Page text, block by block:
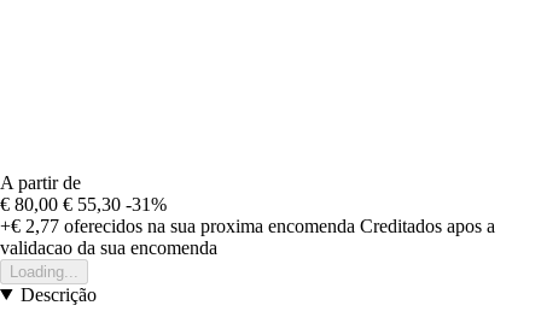
A partir de
€ 80,00 € 55,30 -31%
+€ 2,77 oferecidos na sua proxima encomenda Creditados apos a
validacao da sua encomenda
Loading...
Descrição